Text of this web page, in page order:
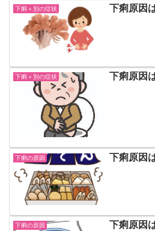
下痢＋別の症状 下痢原因
下痢＋別の症状 下痢原因
下痢の原因 下痢原因
下痢の原因 下痢原因